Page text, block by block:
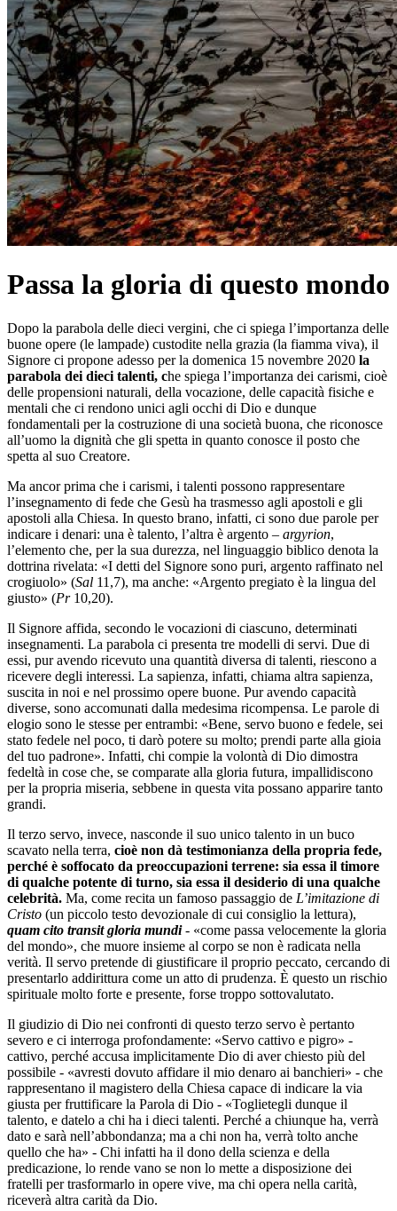
Passa la gloria di questo mondo
Dopo la parabola delle dieci vergini, che ci spiega l’importanza delle
buone opere (le lampade) custodite nella grazia (la fiamma viva), il
Signore ci propone adesso per la domenica 15 novembre 2020 la
parabola dei dieci talenti, che spiega l’importanza dei carismi, cioè
delle propensioni naturali, della vocazione, delle capacità fisiche e
mentali che ci rendono unici agli occhi di Dio e dunque
fondamentali per la costruzione di una società buona, che riconosce
all’uomo la dignità che gli spetta in quanto conosce il posto che
spetta al suo Creatore.
Ma ancor prima che i carismi, i talenti possono rappresentare
l’insegnamento di fede che Gesù ha trasmesso agli apostoli e gli
apostoli alla Chiesa. In questo brano, infatti, ci sono due parole per
indicare i denari: una è talento, l’altra è argento – argyrion,
l’elemento che, per la sua durezza, nel linguaggio biblico denota la
dottrina rivelata: «I detti del Signore sono puri, argento raffinato nel
crogiuolo» (Sal 11,7), ma anche: «Argento pregiato è la lingua del
giusto» (Pr 10,20).
Il Signore affida, secondo le vocazioni di ciascuno, determinati
insegnamenti. La parabola ci presenta tre modelli di servi. Due di
essi, pur avendo ricevuto una quantità diversa di talenti, riescono a
ricevere degli interessi. La sapienza, infatti, chiama altra sapienza,
suscita in noi e nel prossimo opere buone. Pur avendo capacità
diverse, sono accomunati dalla medesima ricompensa. Le parole di
elogio sono le stesse per entrambi: «Bene, servo buono e fedele, sei
stato fedele nel poco, ti darò potere su molto; prendi parte alla gioia
del tuo padrone». Infatti, chi compie la volontà di Dio dimostra
fedeltà in cose che, se comparate alla gloria futura, impallidiscono
per la propria miseria, sebbene in questa vita possano apparire tanto
grandi.
Il terzo servo, invece, nasconde il suo unico talento in un buco
scavato nella terra, cioè non dà testimonianza della propria fede,
perché è soffocato da preoccupazioni terrene: sia essa il timore
di qualche potente di turno, sia essa il desiderio di una qualche
celebrità. Ma, come recita un famoso passaggio de L’imitazione di
Cristo (un piccolo testo devozionale di cui consiglio la lettura),
quam cito transit gloria mundi - «come passa velocemente la gloria
del mondo», che muore insieme al corpo se non è radicata nella
verità. Il servo pretende di giustificare il proprio peccato, cercando di
presentarlo addirittura come un atto di prudenza. È questo un rischio
spirituale molto forte e presente, forse troppo sottovalutato.
Il giudizio di Dio nei confronti di questo terzo servo è pertanto
severo e ci interroga profondamente: «Servo cattivo e pigro» -
cattivo, perché accusa implicitamente Dio di aver chiesto più del
possibile - «avresti dovuto affidare il mio denaro ai banchieri» - che
rappresentano il magistero della Chiesa capace di indicare la via
giusta per fruttificare la Parola di Dio - «Toglietegli dunque il
talento, e datelo a chi ha i dieci talenti. Perché a chiunque ha, verrà
dato e sarà nell’abbondanza; ma a chi non ha, verrà tolto anche
quello che ha» - Chi infatti ha il dono della scienza e della
predicazione, lo rende vano se non lo mette a disposizione dei
fratelli per trasformarlo in opere vive, ma chi opera nella carità,
riceverà altra carità da Dio.